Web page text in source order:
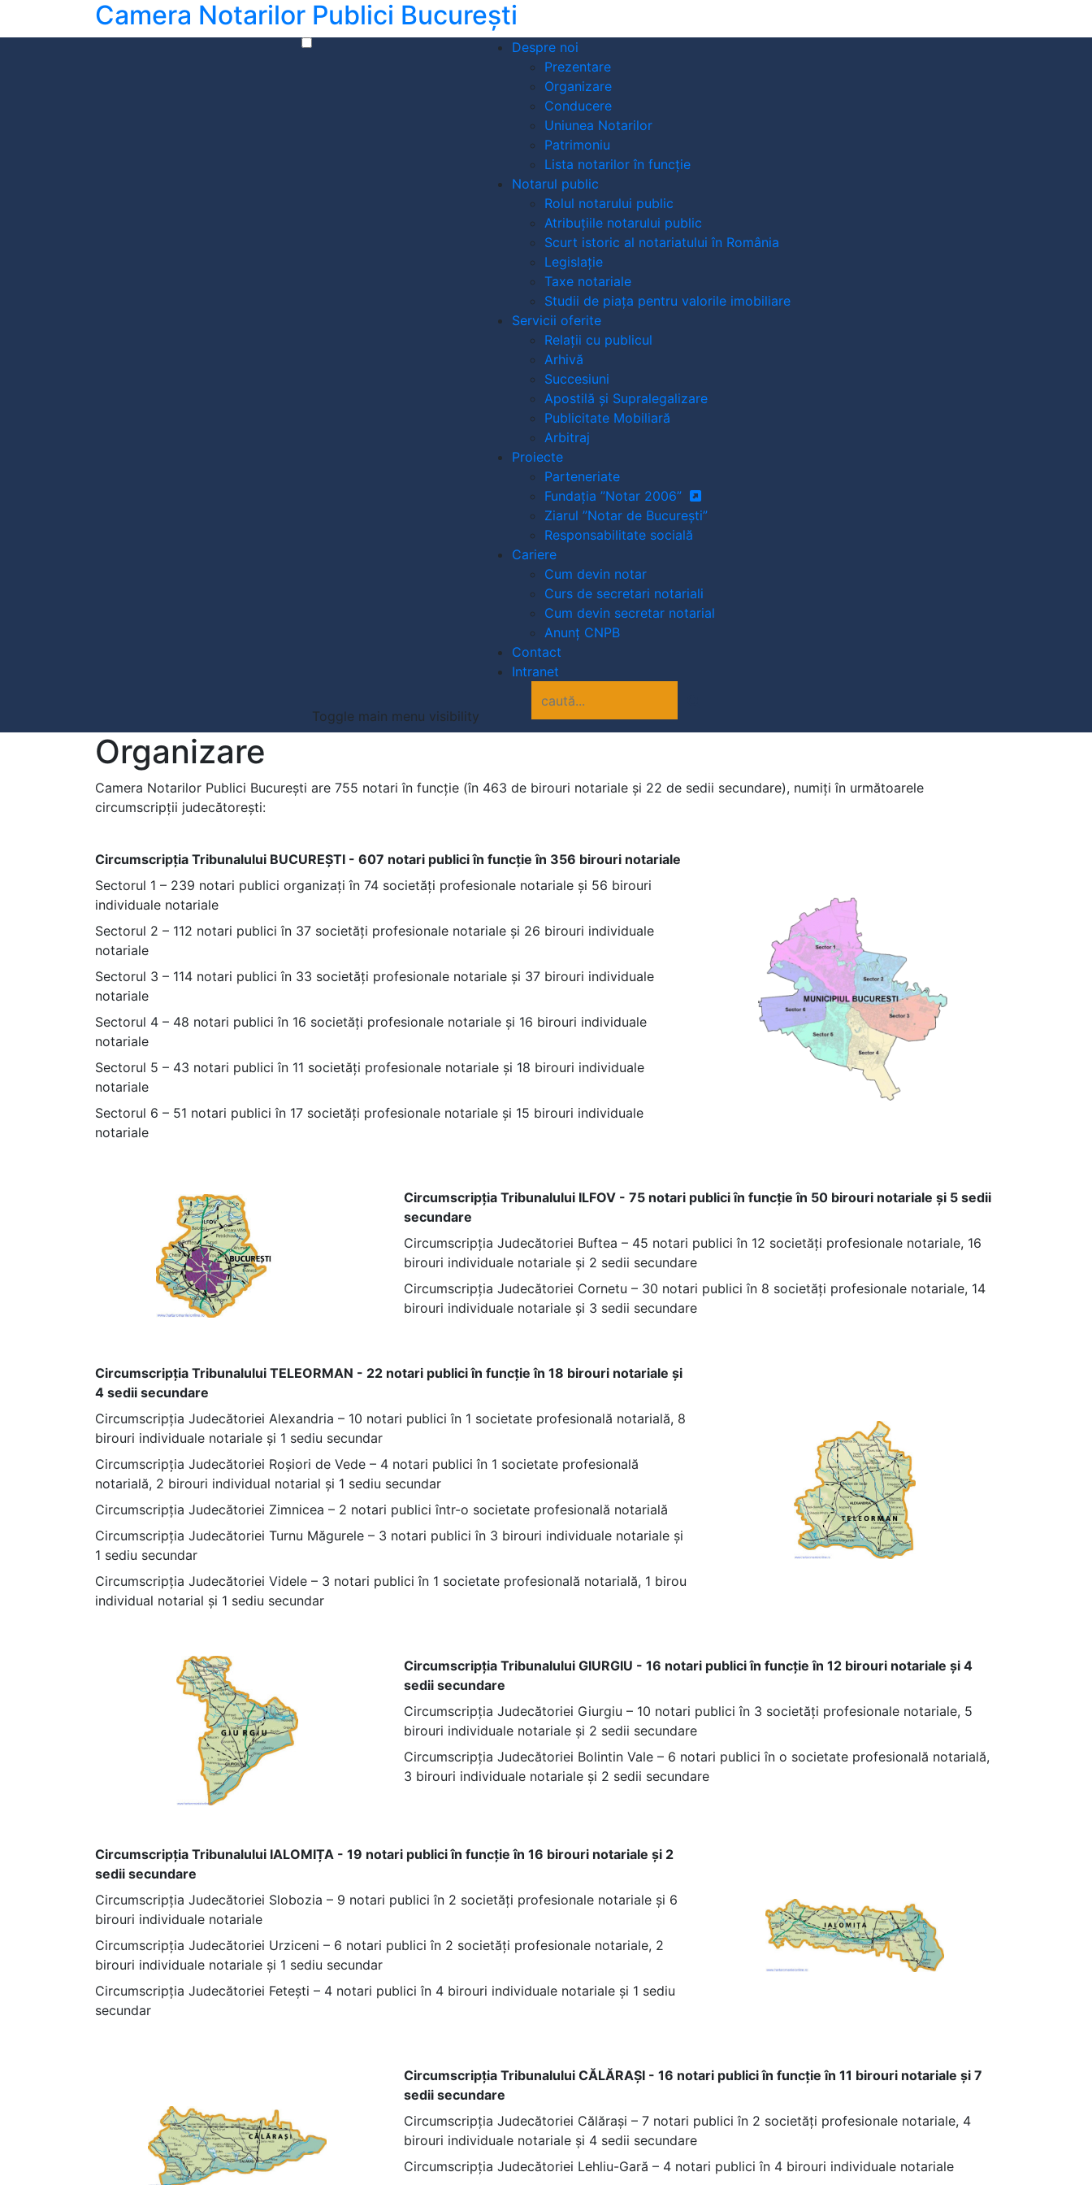
Camera Notarilor Publici București
Toggle main menu visibility
Despre noi
Prezentare
Organizare
Conducere
Uniunea Notarilor
Patrimoniu
Lista notarilor în funcție
Notarul public
Rolul notarului public
Atribuțiile notarului public
Scurt istoric al notariatului în România
Legislație
Taxe notariale
Studii de piața pentru valorile imobiliare
Servicii oferite
Relații cu publicul
Arhivă
Succesiuni
Apostilă și Supralegalizare
Publicitate Mobiliară
Arbitraj
Proiecte
Parteneriate
Fundația ”Notar 2006”
Ziarul ”Notar de București”
Responsabilitate socială
Cariere
Cum devin notar
Curs de secretari notariali
Cum devin secretar notarial
Anunț CNPB
Contact
Intranet
Organizare
Camera Notarilor Publici București are 755 notari în funcție (în 463 de birouri notariale și 22 de sedii secundare), numiți în următoarele
circumscripții judecătorești:
Circumscripția Tribunalului BUCUREȘTI - 607 notari publici în funcție în 356 birouri notariale
Sectorul 1 – 239 notari publici organizați în 74 societăți profesionale notariale și 56 birouri
individuale notariale
Sectorul 2 – 112 notari publici în 37 societăți profesionale notariale și 26 birouri individuale
notariale
Sectorul 3 – 114 notari publici în 33 societăți profesionale notariale și 37 birouri individuale
notariale
Sectorul 4 – 48 notari publici în 16 societăți profesionale notariale și 16 birouri individuale
notariale
Sectorul 5 – 43 notari publici în 11 societăți profesionale notariale și 18 birouri individuale
notariale
Sectorul 6 – 51 notari publici în 17 societăți profesionale notariale și 15 birouri individuale
notariale
Circumscripția Tribunalului ILFOV - 75 notari publici în funcție în 50 birouri notariale și 5 sedii
secundare
Circumscripția Judecătoriei Buftea – 45 notari publici în 12 societăți profesionale notariale, 16
birouri individuale notariale și 2 sedii secundare
Circumscripția Judecătoriei Cornetu – 30 notari publici în 8 societăți profesionale notariale, 14
birouri individuale notariale și 3 sedii secundare
Circumscripția Tribunalului TELEORMAN - 22 notari publici în funcție în 18 birouri notariale și
4 sedii secundare
Circumscripția Judecătoriei Alexandria – 10 notari publici în 1 societate profesională notarială, 8
birouri individuale notariale și 1 sediu secundar
Circumscripția Judecătoriei Roșiori de Vede – 4 notari publici în 1 societate profesională
notarială, 2 birouri individual notarial și 1 sediu secundar
Circumscripția Judecătoriei Zimnicea – 2 notari publici într-o societate profesională notarială
Circumscripția Judecătoriei Turnu Măgurele – 3 notari publici în 3 birouri individuale notariale și
1 sediu secundar
Circumscripția Judecătoriei Videle – 3 notari publici în 1 societate profesională notarială, 1 birou
individual notarial și 1 sediu secundar
Circumscripția Tribunalului GIURGIU - 16 notari publici în funcție în 12 birouri notariale și 4
sedii secundare
Circumscripția Judecătoriei Giurgiu – 10 notari publici în 3 societăți profesionale notariale, 5
birouri individuale notariale și 2 sedii secundare
Circumscripția Judecătoriei Bolintin Vale – 6 notari publici în o societate profesională notarială,
3 birouri individuale notariale și 2 sedii secundare
Circumscripția Tribunalului IALOMIȚA - 19 notari publici în funcție în 16 birouri notariale și 2
sedii secundare
Circumscripția Judecătoriei Slobozia – 9 notari publici în 2 societăți profesionale notariale și 6
birouri individuale notariale
Circumscripția Judecătoriei Urziceni – 6 notari publici în 2 societăți profesionale notariale, 2
birouri individuale notariale și 1 sediu secundar
Circumscripția Judecătoriei Fetești – 4 notari publici în 4 birouri individuale notariale și 1 sediu
secundar
Circumscripția Tribunalului CĂLĂRAȘI - 16 notari publici în funcție în 11 birouri notariale și 7
sedii secundare
Circumscripția Judecătoriei Călărași – 7 notari publici în 2 societăți profesionale notariale, 4
birouri individuale notariale și 4 sedii secundare
Circumscripția Judecătoriei Lehliu-Gară – 4 notari publici în 4 birouri individuale notariale